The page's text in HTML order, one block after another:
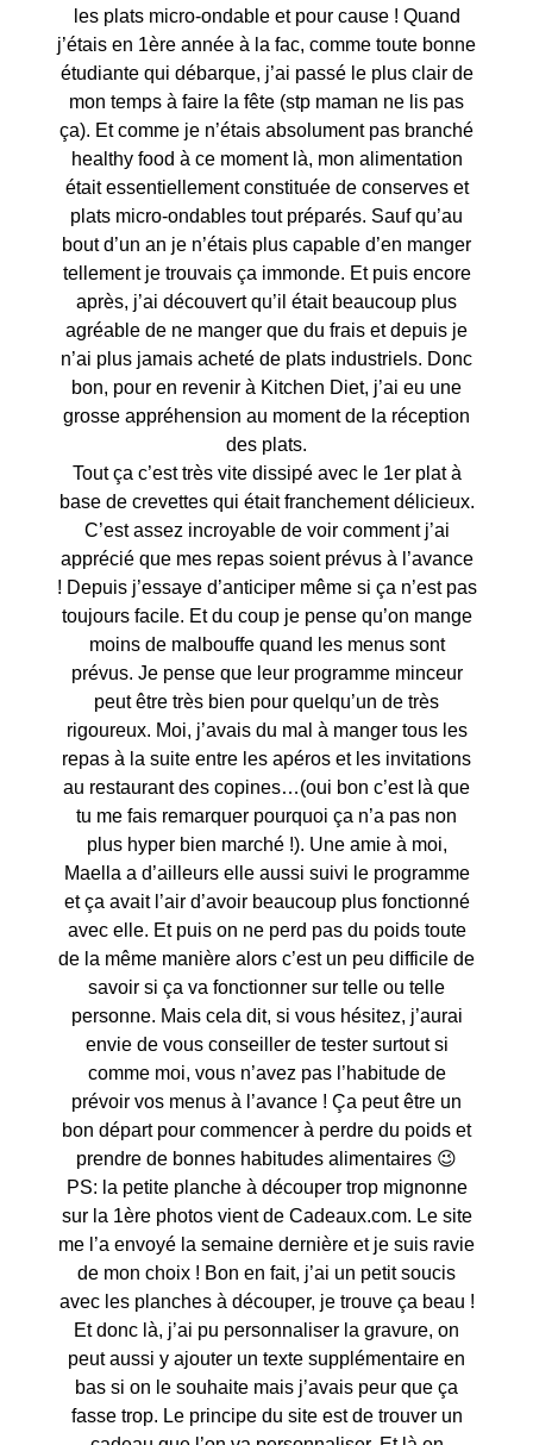
les plats micro-ondable et pour cause ! Quand
j’étais en 1ère année à la fac, comme toute bonne
étudiante qui débarque, j’ai passé le plus clair de
mon temps à faire la fête (stp maman ne lis pas
ça). Et comme je n’étais absolument pas branché
healthy food à ce moment là, mon alimentation
était essentiellement constituée de conserves et
plats micro-ondables tout préparés. Sauf qu’au
bout d’un an je n’étais plus capable d’en manger
tellement je trouvais ça immonde. Et puis encore
après, j’ai découvert qu’il était beaucoup plus
agréable de ne manger que du frais et depuis je
n’ai plus jamais acheté de plats industriels. Donc
bon, pour en revenir à Kitchen Diet, j’ai eu une
grosse appréhension au moment de la réception
des plats.
Tout ça c’est très vite dissipé avec le 1er plat à
base de crevettes qui était franchement délicieux.
C’est assez incroyable de voir comment j’ai
apprécié que mes repas soient prévus à l’avance
! Depuis j’essaye d’anticiper même si ça n’est pas
toujours facile. Et du coup je pense qu’on mange
moins de malbouffe quand les menus sont
prévus. Je pense que leur programme minceur
peut être très bien pour quelqu’un de très
rigoureux. Moi, j’avais du mal à manger tous les
repas à la suite entre les apéros et les invitations
au restaurant des copines…(oui bon c’est là que
tu me fais remarquer pourquoi ça n’a pas non
plus hyper bien marché !). Une amie à moi,
Maella a d’ailleurs elle aussi suivi le programme
et ça avait l’air d’avoir beaucoup plus fonctionné
avec elle. Et puis on ne perd pas du poids toute
de la même manière alors c’est un peu difficile de
savoir si ça va fonctionner sur telle ou telle
personne. Mais cela dit, si vous hésitez, j’aurai
envie de vous conseiller de tester surtout si
comme moi, vous n’avez pas l’habitude de
prévoir vos menus à l’avance ! Ça peut être un
bon départ pour commencer à perdre du poids et
prendre de bonnes habitudes alimentaires 😉
PS: la petite planche à découper trop mignonne
sur la 1ère photos vient de Cadeaux.com. Le site
me l’a envoyé la semaine dernière et je suis ravie
de mon choix ! Bon en fait, j’ai un petit soucis
avec les planches à découper, je trouve ça beau !
Et donc là, j’ai pu personnaliser la gravure, on
peut aussi y ajouter un texte supplémentaire en
bas si on le souhaite mais j’avais peur que ça
fasse trop. Le principe du site est de trouver un